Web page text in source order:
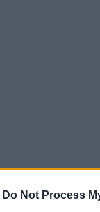
Do Not Process